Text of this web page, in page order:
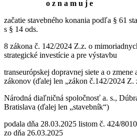
o z n a m u j e
začatie stavebného konania podľa § 61
s § 14 ods.
8 zákona č. 142/2024 Z.z. o
strategické investície a pre výstavbu
transeurópskej dopravnej siete a o
zákonov (ďalej len „zákon č.142/2024 Z.
Národná diaľničná spoločnosť a. s.,
Bratislava (ďalej len „stavebník“)
podala dňa 28.03.2025 listom č. 424/
zo dňa 26.03.2025